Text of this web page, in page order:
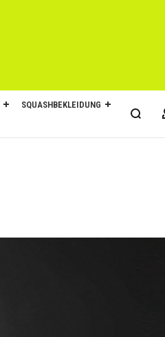
SQUASHBEKLEIDUNG